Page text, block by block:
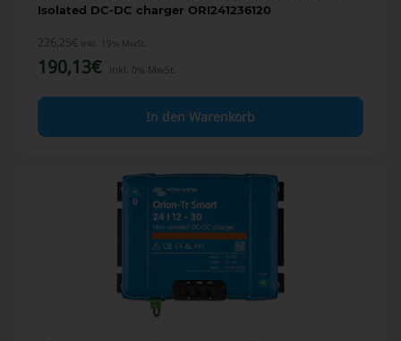
Isolated DC-DC charger ORI241236120
226,25€ inkl. 19% MwSt.
190,13€ inkl. 0% MwSt.
In den Warenkorb